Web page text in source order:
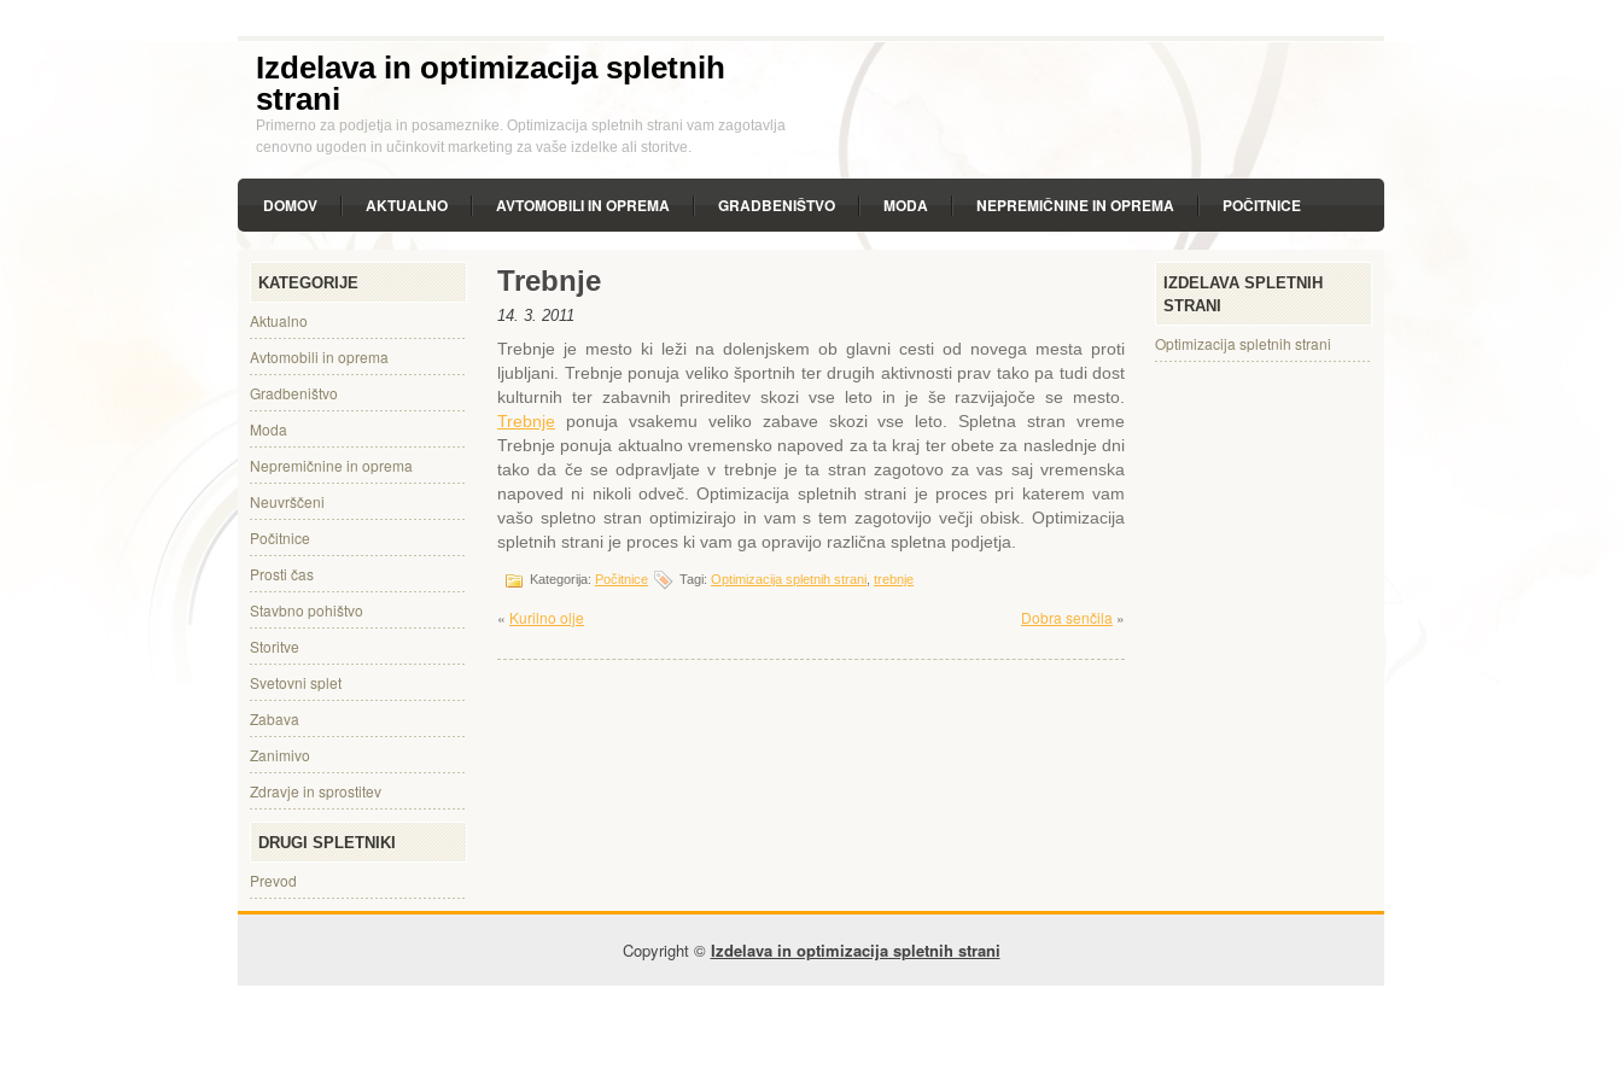
Izdelava in optimizacija spletnih
strani
Primerno za podjetja in posameznike. Optimizacija spletnih strani vam zagotavlja
cenovno ugoden in učinkovit marketing za vaše izdelke ali storitve.
DOMOV AKTUALNO AVTOMOBILI IN OPREMA GRADBENIŠTVO MODA NEPREMIČNINE IN OPREMA POČITNICE
PROSTI ČAS STAVBNO POHIŠTVO ZDRAVJE IN SPROSTITEV
KATEGORIJE
Aktualno
Avtomobili in oprema
Gradbeništvo
Moda
Nepremičnine in oprema
Neuvrščeni
Počitnice
Prosti čas
Stavbno pohištvo
Storitve
Svetovni splet
Zabava
Zanimivo
Zdravje in sprostitev
DRUGI SPLETNIKI
Prevod
Trebnje
14. 3. 2011
Trebnje je mesto ki leži na dolenjskem ob glavni cesti od novega mesta proti
ljubljani. Trebnje ponuja veliko športnih ter drugih aktivnosti prav tako pa tudi dost
kulturnih ter zabavnih prireditev skozi vse leto in je še razvijajoče se mesto.
Trebnje ponuja vsakemu veliko zabave skozi vse leto. Spletna stran vreme
Trebnje ponuja aktualno vremensko napoved za ta kraj ter obete za naslednje dni
tako da če se odpravljate v trebnje je ta stran zagotovo za vas saj vremenska
napoved ni nikoli odveč. Optimizacija spletnih strani je proces pri katerem vam
vašo spletno stran optimizirajo in vam s tem zagotovijo večji obisk. Optimizacija
spletnih strani je proces ki vam ga opravijo različna spletna podjetja.
Kategorija: Počitnice Tagi: Optimizacija spletnih strani trebnje
« Kurilno olje Dobra senčila »
IZDELAVA SPLETNIH
STRANI
Optimizacija spletnih strani
Copyright © Izdelava in optimizacija spletnih strani